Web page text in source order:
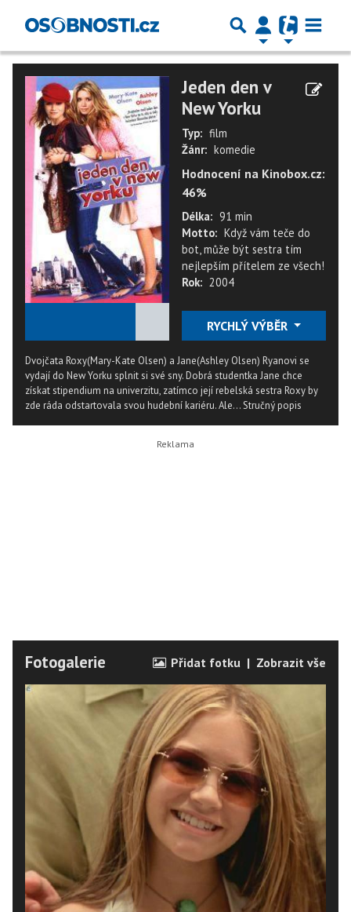
Jeden den v
New Yorku
Typ: film
Žánr: komedie
Hodnocení na Kinobox.cz:
46%
Délka: 91 min
Motto: Když vám teče do
bot, může být sestra tím
nejlepším přítelem ze všech!
Rok: 2004
RYCHLÝ VÝBĚR
Dvojčata Roxy(Mary-Kate Olsen) a Jane(Ashley Olsen) Ryanovi se
vydají do New Yorku splnit si své sny. Dobrá studentka Jane chce
získat stipendium na univerzitu, zatímco její rebelská sestra Roxy by
zde ráda odstartovala svou hudební kariéru. Ale...Stručný popis
Fotogalerie Přidat fotku | Zobrazit vše